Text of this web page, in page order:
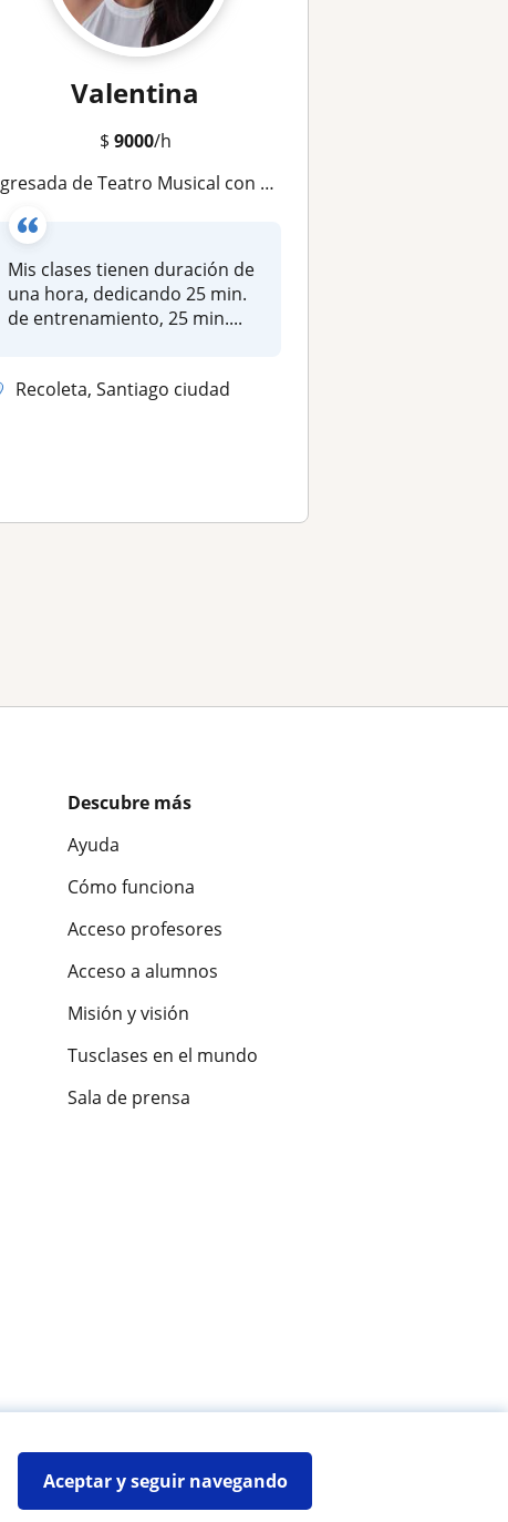
Aceptar y seguir navegando
Valentina
$ 9000/h
Egresada de Teatro Musical con Maitén Montenegro hace clases de Teatro Musical a niños, adolescentes y adultos
Mis clases tienen duración de
una hora, dedicando 25 min.
de entrenamiento, 25 min....
Recoleta, Santiago ciudad
Descubre más
Ayuda
Cómo funciona
Acceso profesores
Acceso a alumnos
Misión y visión
Tusclases en el mundo
Sala de prensa
Mapa web:Profesores particulares